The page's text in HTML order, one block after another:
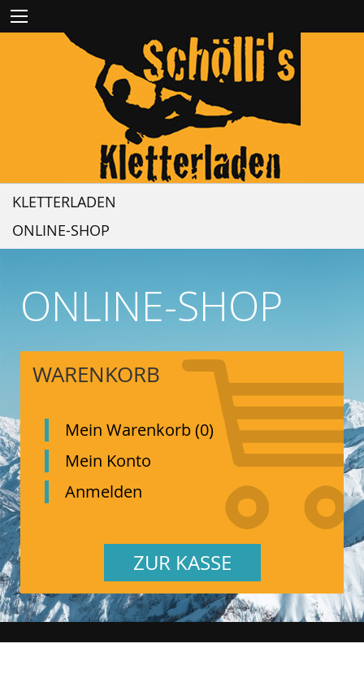
KLETTERLADEN
ONLINE-SHOP
WARENKORB
Mein Warenkorb (0)
Mein Konto
Anmelden
ZUR KASSE
ONLINE-SHOP